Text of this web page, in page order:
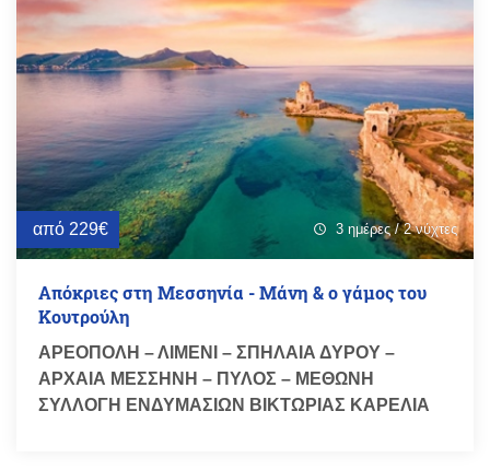
από 229€ schedule 3 ημέρες / 2 νύχτες
Απόκριες στη Μεσσηνία - Μάνη & ο γάμος του
Κουτρούλη
ΑΡΕΟΠΟΛΗ – ΛΙΜΕΝΙ – ΣΠΗΛΑΙΑ ΔΥΡΟΥ –
ΑΡΧΑΙΑ ΜΕΣΣΗΝΗ – ΠΥΛΟΣ – ΜΕΘΩΝΗ
ΣΥΛΛΟΓΗ ΕΝΔΥΜΑΣΙΩΝ ΒΙΚΤΩΡΙΑΣ ΚΑΡΕΛΙΑ